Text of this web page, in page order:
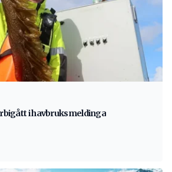
i havbruksmeldinga